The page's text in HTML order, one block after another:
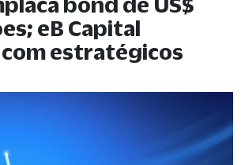
eB Capital
estratégicos